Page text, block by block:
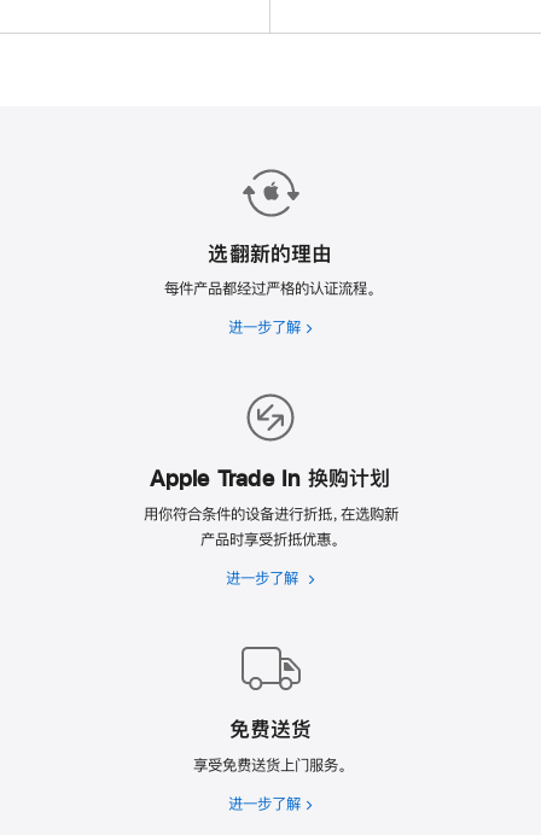
选翻新的理由
每件产品都经过严格的认证流程。
进一步了解 选
Apple Trade In 换购计划
用你符合条件的设备进行折抵，在选购新
产品时享受折抵优惠。
进一步了解
Apple
划
免费送货
享受免费送货上门服务。
进一步了解 免